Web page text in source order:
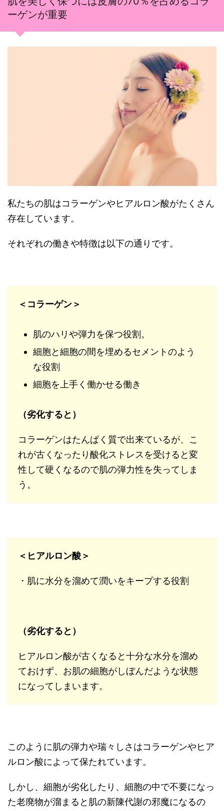
ーゲンが重要
私たちの肌はコラーゲンやヒアルロン酸がたくさん
存在しています。
それぞれの働きや特徴は以下の通りです。
＜コラーゲン＞
肌のハリや弾力を保つ役割。
細胞と細胞の間を埋めるセメントのよう
な役割
細胞を上手く働かせる働き
（劣化すると）
コラーゲンはたんぱく質で出来ているが、こ
れが古くなったり酸化ストレスを受けると変
性して硬くなるので肌の弾力性を失ってしま
う。
＜ヒアルロン酸＞
・肌に水分を溜めて潤いをキープする役割
（劣化すると）
ヒアルロン酸が古くなると十分な水分を溜め
ておけず、お肌の細胞がしぼんだような状態
になってしまいます。
このように肌の弾力や瑞々しさはコラーゲンやヒア
ルロン酸によって保たれています。
しかし、細胞が劣化したり、細胞の中で不要になっ
た老廃物が溜まると肌の新陳代謝の邪魔になるの